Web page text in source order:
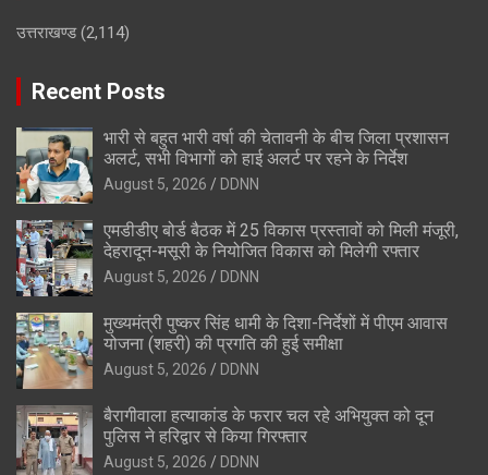
उत्तराखण्ड(2,114)
Recent Posts
भारी से बहुत भारी वर्षा की चेतावनी के बीच जिला प्रशासन
अलर्ट, सभी विभागों को हाई अलर्ट पर रहने के निर्देश
August 5, 2026 DDNN
एमडीडीए बोर्ड बैठक में 25 विकास प्रस्तावों को मिली मंजूरी,
देहरादून-मसूरी के नियोजित विकास को मिलेगी रफ्तार
August 5, 2026 DDNN
मुख्यमंत्री पुष्कर सिंह धामी के दिशा-निर्देशों में पीएम आवास
योजना (शहरी) की प्रगति की हुई समीक्षा
August 5, 2026 DDNN
बैरागीवाला हत्याकांड के फरार चल रहे अभियुक्त को दून
पुलिस ने हरिद्वार से किया गिरफ्तार
August 5, 2026 DDNN